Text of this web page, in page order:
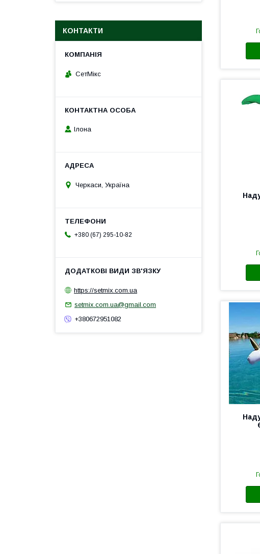
КОНТАКТИ
СетМікс
Ілона
Черкаси, Україна
+380 (67) 295-10-82
https://setmix.com.ua
setmix.com.ua@gmail.com
+380672951082